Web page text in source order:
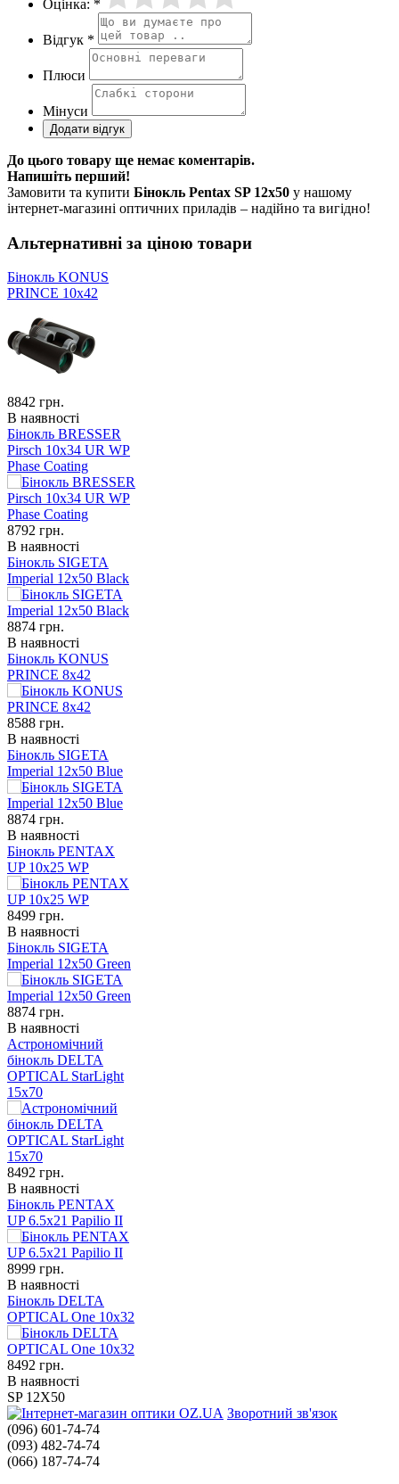
Оцінка: *
Відгук *
Плюси
Мінуси
До цього товару ще немає коментарів.
Напишіть перший!
Замовити та купити Бінокль Pentax SP 12x50 у нашому
інтернет-магазині оптичних приладів – надійно та вигідно!
Альтернативні за ціною товари
Бінокль KONUS
PRINCE 10x42
8842 грн.
В наявності
Бінокль BRESSER
Pirsch 10x34 UR WP
Phase Coating
8792 грн.
В наявності
Бінокль SIGETA
Imperial 12x50 Black
8874 грн.
В наявності
Бінокль KONUS
PRINCE 8x42
8588 грн.
В наявності
Бінокль SIGETA
Imperial 12x50 Blue
8874 грн.
В наявності
Бінокль PENTAX
UP 10x25 WP
8499 грн.
В наявності
Бінокль SIGETA
Imperial 12x50 Green
8874 грн.
В наявності
Астрономічний
бінокль DELTA
OPTICAL StarLight
15x70
8492 грн.
В наявності
Бінокль PENTAX
UP 6.5x21 Papilio II
8999 грн.
В наявності
Бінокль DELTA
OPTICAL One 10x32
8492 грн.
В наявності
SP 12X50
Зворотний зв'язок
(096) 601-74-74
(093) 482-74-74
(066) 187-74-74